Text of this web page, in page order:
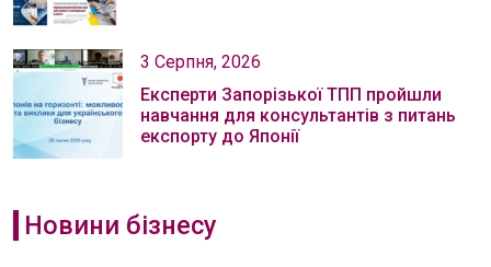
3 Серпня, 2026
Експерти Запорізької ТПП пройшли
навчання для консультантів з питань
експорту до Японії
Новини бізнесу